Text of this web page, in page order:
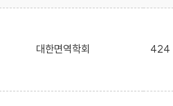
대한면역학회 424